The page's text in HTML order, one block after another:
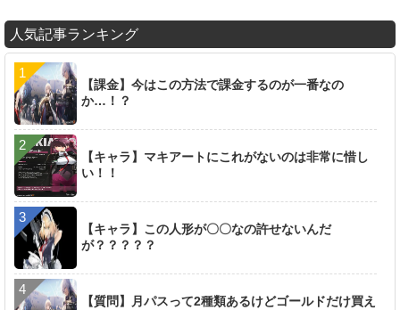
人気記事ランキング
【課金】今はこの方法で課金するのが一番なの
か…！？
【キャラ】マキアートにこれがないのは非常に惜し
い！！
【キャラ】この人形が〇〇なの許せないんだ
が？？？？？
【質問】月パスって2種類あるけどゴールドだけ買え